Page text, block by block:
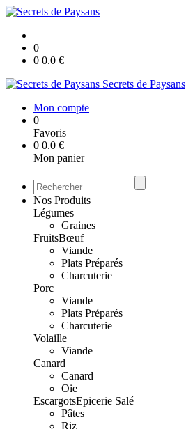
0
0 0.0 €
Secrets de Paysans
Mon compte
0
Favoris
0 0.0 €
Mon panier
Nos Produits
Légumes
Graines
FruitsBœuf
Viande
Plats Préparés
Charcuterie
Porc
Viande
Plats Préparés
Charcuterie
Volaille
Viande
Canard
Canard
Oie
EscargotsEpicerie Salé
Pâtes
Riz